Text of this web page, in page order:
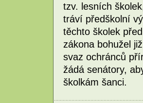
tzv. lesních
tráví předškolní
těchto školek
zákona bohužel
svaz ochránců
žádá senátory,
školkám šanci.